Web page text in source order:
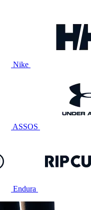
Nike
ASSOS
Endura